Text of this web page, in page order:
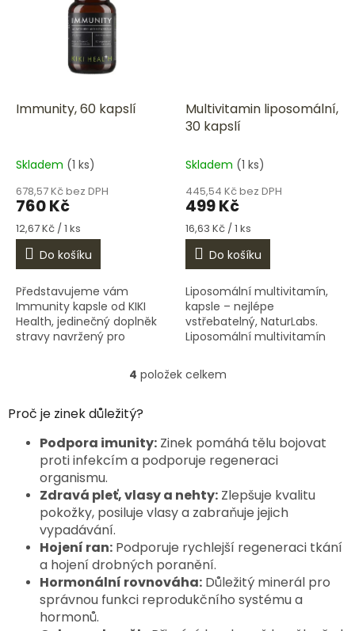
Immunity, 60 kapslí
Skladem (1 ks)
678,57 Kč bez DPH
760 Kč
Měrná
cena:
12,67 Kč / 1 ks
Do košíku
Představujeme vám
Immunity kapsle od KIKI
Health, jedinečný doplněk
stravy navržený pro
imunitního systému. Tento
přírodní produkt je ideální
Multivitamin liposomální,
30 kapslí
Skladem (1 ks)
445,54 Kč bez DPH
499 Kč
Měrná
cena:
16,63 Kč / 1 ks
Do košíku
Liposomální multivitamín,
kapsle – nejlépe
vstřebatelný, NaturLabs.
Liposomální multivitamín
doplněk stravy navržený
pro maximální
O
d
a
c
p
r
k
y
v
ý
p
4 položek celkem
Proč je zinek důležitý?
Podpora imunity: Zinek pomáhá tělu bojovat
proti infekcím a podporuje regeneraci
organismu.
Zdravá pleť, vlasy a nehty: Zlepšuje kvalitu
pokožky, posiluje vlasy a zabraňuje jejich
vypadávání.
Hojení ran: Podporuje rychlejší regeneraci tkání
a hojení drobných poranění.
Hormonální rovnováha: Důležitý minerál pro
správnou funkci reprodukčního systému a
hormonů.